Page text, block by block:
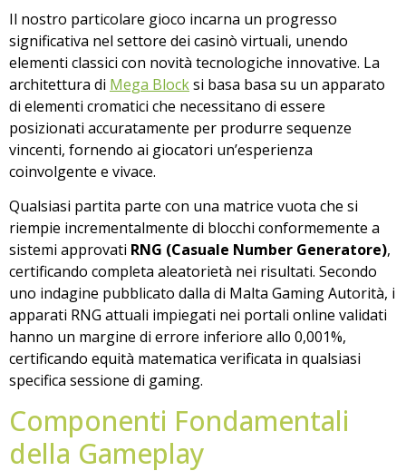
Il nostro particolare gioco incarna un progresso
significativa nel settore dei casinò virtuali, unendo
elementi classici con novità tecnologiche innovative. La
architettura di Mega Blocksi basa basa su un apparato
di elementi cromatici che necessitano di essere
posizionati accuratamente per produrre sequenze
vincenti, fornendo ai giocatori un’esperienza
coinvolgente e vivace.
Qualsiasi partita parte con una matrice vuota che si
riempie incrementalmente di blocchi conformemente a
sistemi approvati RNG (Casuale Number Generatore),
certificando completa aleatorietà nei risultati. Secondo
uno indagine pubblicato dalla di Malta Gaming Autorità, i
apparati RNG attuali impiegati nei portali online validati
hanno un margine di errore inferiore allo 0,001%,
certificando equità matematica verificata in qualsiasi
specifica sessione di gaming.
Componenti Fondamentali
della Gameplay